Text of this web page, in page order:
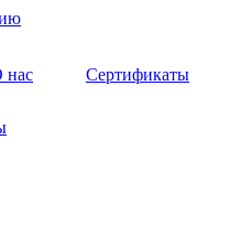
нас Сертификаты